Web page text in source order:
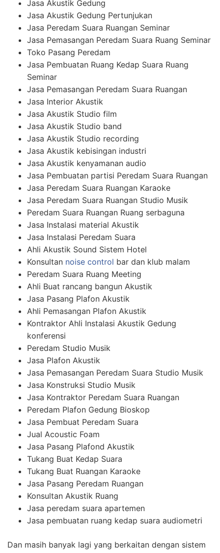
Jasa Akustik Gedung
Jasa Akustik Gedung Pertunjukan
Jasa Peredam Suara Ruangan Seminar
Jasa Pemasangan Peredam Suara Ruang Seminar
Toko Pasang Peredam
Jasa Pembuatan Ruang Kedap Suara Ruang
Seminar
Jasa Pemasangan Peredam Suara Ruangan
Jasa Interior Akustik
Jasa Akustik Studio film
Jasa Akustik Studio band
Jasa Akustik Studio recording
Jasa Akustik kebisingan industri
Jasa Akustik kenyamanan audio
Jasa Pembuatan partisi Peredam Suara Ruangan
Jasa Peredam Suara Ruangan Karaoke
Jasa Peredam Suara Ruangan Studio Musik
Peredam Suara Ruangan Ruang serbaguna
Jasa Instalasi material Akustik
Jasa Instalasi Peredam Suara
Ahli Akustik Sound Sistem Hotel
Konsultan noise control bar dan klub malam
Peredam Suara Ruang Meeting
Ahli Buat rancang bangun Akustik
Jasa Pasang Plafon Akustik
Ahli Pemasangan Plafon Akustik
Kontraktor Ahli Instalasi Akustik Gedung
konferensi
Peredam Studio Musik
Jasa Plafon Akustik
Jasa Pemasangan Peredam Suara Studio Musik
Jasa Konstruksi Studio Musik
Jasa Kontraktor Peredam Suara Ruangan
Peredam Plafon Gedung Bioskop
Jasa Pembuat Peredam Suara
Jual Acoustic Foam
Jasa Pasang Plafond Akustik
Tukang Buat Kedap Suara
Tukang Buat Ruangan Karaoke
Jasa Pasang Peredam Ruangan
Konsultan Akustik Ruang
Jasa peredam suara apartemen
Jasa pembuatan ruang kedap suara audiometri
Dan masih banyak lagi yang berkaitan dengan sistem